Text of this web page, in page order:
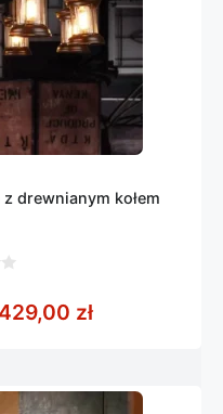
drewnianym kołem
złZakres cen: